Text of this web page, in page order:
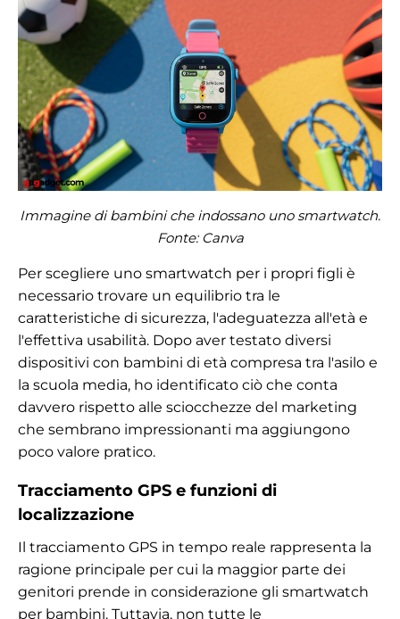
Immagine di bambini che indossano uno smartwatch.
Fonte: Canva
Per scegliere uno smartwatch per i propri figli è
necessario trovare un equilibrio tra le
caratteristiche di sicurezza, l'adeguatezza all'età e
l'effettiva usabilità. Dopo aver testato diversi
dispositivi con bambini di età compresa tra l'asilo e
la scuola media, ho identificato ciò che conta
davvero rispetto alle sciocchezze del marketing
che sembrano impressionanti ma aggiungono
poco valore pratico.
Tracciamento GPS e funzioni di
localizzazione
Il tracciamento GPS in tempo reale rappresenta la
ragione principale per cui la maggior parte dei
genitori prende in considerazione gli smartwatch
per bambini. Tuttavia, non tutte le